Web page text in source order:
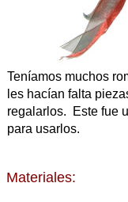
Teníamos muchos
les hacían falta
regalarlos. Este fue
para usarlos.
Materiales: